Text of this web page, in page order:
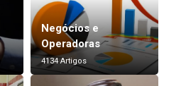
Negócios e
Operadoras
4134 Artigos